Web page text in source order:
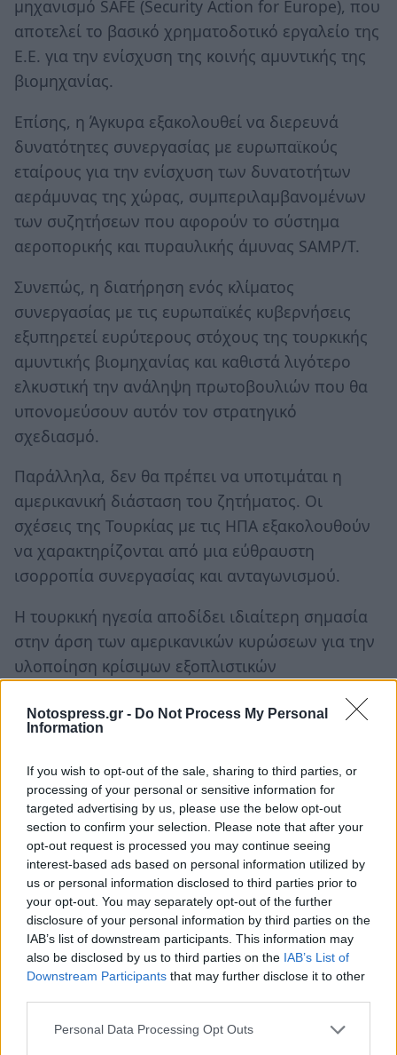
Notospress.gr - Do Not Process My Personal
Information
If you wish to opt-out of the sale, sharing to third parties, or
processing of your personal or sensitive information for
targeted advertising by us, please use the below opt-out
section to confirm your selection. Please note that after your
opt-out request is processed you may continue seeing
interest-based ads based on personal information utilized by
us or personal information disclosed to third parties prior to
your opt-out. You may separately opt-out of the further
disclosure of your personal information by third parties on the
IAB’s list of downstream participants. This information may
also be disclosed by us to third parties on the IAB’s List of
Downstream Participants that may further disclose it to other
Personal Data Processing Opt Outs
μηχανισμό SAFE (Security Action for Europe), που
αποτελεί το βασικό χρηματοδοτικό εργαλείο της
Ε.Ε. για την ενίσχυση της κοινής αμυντικής της
βιομηχανίας.
Επίσης, η Άγκυρα εξακολουθεί να διερευνά
δυνατότητες συνεργασίας με ευρωπαϊκούς
εταίρους για την ενίσχυση των δυνατοτήτων
αεράμυνας της χώρας, συμπεριλαμβανομένων
των συζητήσεων που αφορούν το σύστημα
αεροπορικής και πυραυλικής άμυνας SAMP/T.
Συνεπώς, η διατήρηση ενός κλίματος
συνεργασίας με τις ευρωπαϊκές κυβερνήσεις
εξυπηρετεί ευρύτερους στόχους της τουρκικής
αμυντικής βιομηχανίας και καθιστά λιγότερο
ελκυστική την ανάληψη πρωτοβουλιών που θα
υπονομεύσουν αυτόν τον στρατηγικό
σχεδιασμό.
Παράλληλα, δεν θα πρέπει να υποτιμάται η
αμερικανική διάσταση του ζητήματος. Οι
σχέσεις της Τουρκίας με τις ΗΠΑ εξακολουθούν
να χαρακτηρίζονται από μια εύθραυστη
ισορροπία συνεργασίας και ανταγωνισμού.
Η τουρκική ηγεσία αποδίδει ιδιαίτερη σημασία
στην άρση των αμερικανικών κυρώσεων για την
υλοποίηση κρίσιμων εξοπλιστικών
στη διατήρηση λειτουργικών σχέσεων με την
Υπό αυτές τις συνθήκες, η ψήφιση ενός
νομοσχεδίου που θα κατοχύρωνε θεσμικά το
δόγμα της «Γαλάζιας Πατρίδας» ενδεχομένως να
αναζωπύρωνε αντιδράσεις σε κύκλους του
αμερικανικού πολιτικού συστήματος, γεγονός
που θα υπονόμευε τις τουρκικές επιδιώξεις.
Επιπλέον, σημαντικό ρόλο στην αναβολή
ψήφισης του εν λόγω νομοσχεδίου πρέπει να
Ανατολή.